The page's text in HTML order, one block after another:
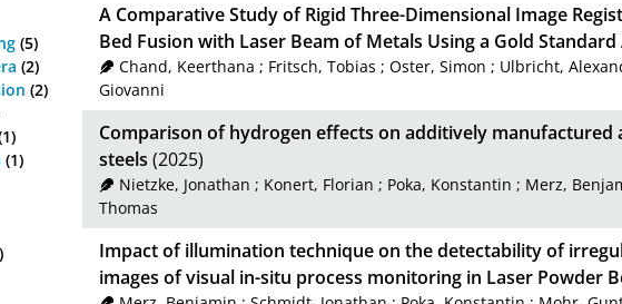
(5)
(2)
(2)
(1)
A Comparative Study of Rigid Three-Dimensional Image
Bed Fusion with Laser Beam of Metals Using a Gold
Chand, Keerthana ; Fritsch, Tobias ;Oster, Simon ; Ulbricht,
Giovanni
Comparison of hydrogen effects on additively manufactured
steels (2025)
Nietzke, Jonathan ; Konert, Florian ; Poka, Konstantin ; Merz,
Thomas
Impact of illumination technique on the detectability of
images of visual in-situ process monitoring in Laser Powder